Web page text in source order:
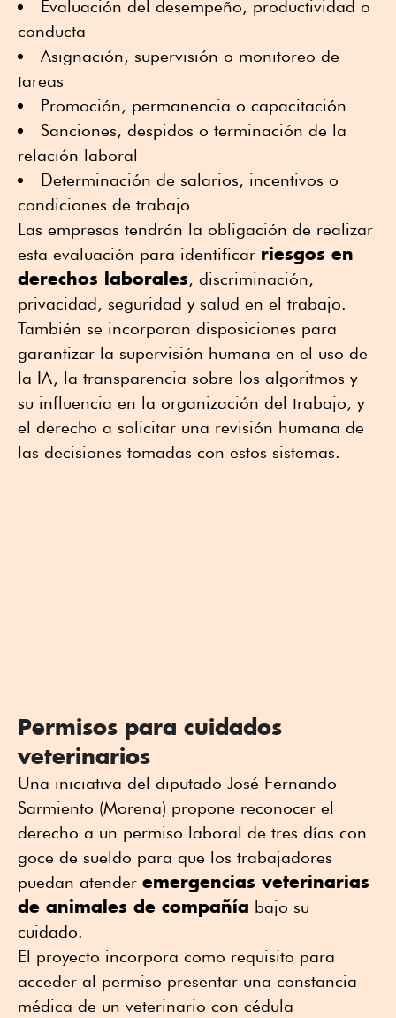
Evaluación del desempeño, productividad o
conducta
Asignación, supervisión o monitoreo de
tareas
Promoción, permanencia o capacitación
Sanciones, despidos o terminación de la
relación laboral
Determinación de salarios, incentivos o
condiciones de trabajo
Las empresas tendrán la obligación de realizar
esta evaluación para identificar riesgos en
derechos laborales, discriminación,
privacidad, seguridad y salud en el trabajo.
También se incorporan disposiciones para
garantizar la supervisión humana en el uso de
la IA, la transparencia sobre los algoritmos y
su influencia en la organización del trabajo, y
el derecho a solicitar una revisión humana de
las decisiones tomadas con estos sistemas.
Permisos para cuidados
veterinarios
Una iniciativa del diputado José Fernando
Sarmiento (Morena) propone reconocer el
derecho a un permiso laboral de tres días con
goce de sueldo para que los trabajadores
puedan atender emergencias veterinarias
de animales de compañía bajo su
cuidado.
El proyecto incorpora como requisito para
acceder al permiso presentar una constancia
médica de un veterinario con cédula